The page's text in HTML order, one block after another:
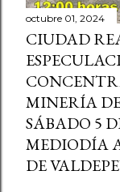
octubre 01, 2024
CIUDAD
MINERÍA
SÁBADO 5
MEDIODÍA
DE